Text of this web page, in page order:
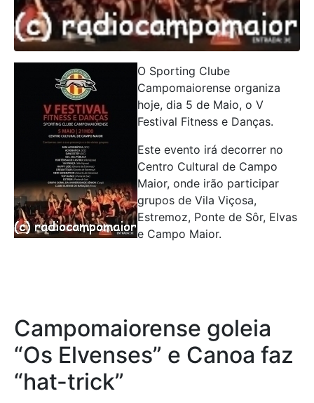
O Sporting Clube
Campomaiorense organiza
hoje, dia 5 de Maio, o V
Festival Fitness e Danças.
Este evento irá decorrer no
Centro Cultural de Campo
Maior, onde irão participar
grupos de Vila Viçosa,
Estremoz, Ponte de Sôr, Elvas
e Campo Maior.
Campomaiorense goleia
“Os Elvenses” e Canoa faz
“hat-trick”